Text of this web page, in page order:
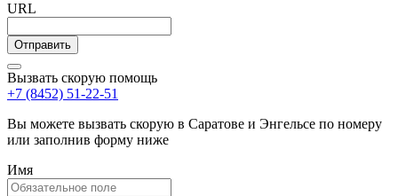
URL
Вызвать скорую помощь
+7 (8452) 51-22-51
Вы можете вызвать скорую в Саратове и Энгельсе по номеру
или заполнив форму ниже
Имя